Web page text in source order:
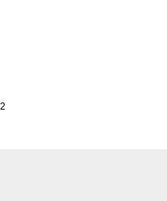
2